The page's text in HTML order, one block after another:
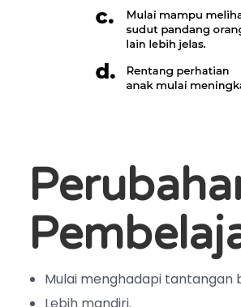
Mulai menghadapi tantangan